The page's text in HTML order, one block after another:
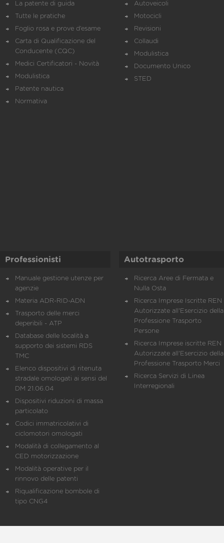
La patente di guida
Tutte le pratiche
Foglio rosa e prove d’esame
Carta di Qualificazione del
Conducente (CQC)
Medici Certificatori - Novità
Modulistica
Patente nautica
Normativa
Autoveicoli
Motocicli
Revisioni
Collaudi
Modulistica
Documento Unico
STED
Professionisti
Manuale gestione utenze per
agenzie
Materia ADR-RID-ADN
Trasporto delle merci
deperibili - ATP
Database delle località a
supporto dei sistemi RDS
TMC
Elenco dispositivi di ritenuta
stradale omologati ai sensi del
DM 21.06.04
Dispositivi riduzioni di massa
particolato
Codici immatricolativi di
ciclomotori omologati
Modalità di collegamento al
CED motorizzazione
Modalità operative per il
rinnovo delle patenti
Riqualificazione bombole di
tipo CNG4
Autotrasporto
Ricerca Aree di Fermata e
Nulla Osta
Ricerca Imprese Iscritte REN
Autorizzate all'Esercizio della
Professione Trasporto
Persone
Ricerca Imprese iscritte REN
Autorizzate all'Esercizio della
Professione Trasporto Merci
Ricerca Servizi di Linea
Interregionali